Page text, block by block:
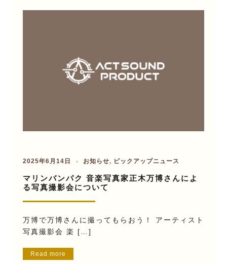
2025年6月14日 お知らせ, ピックアップニュース
マリンバンパク 音楽写真家正木万博さんによ
る写真撮影会について
万博で万博さんに撮ってもらおう！ アーティスト
写真撮影会 楽 […]
Read more